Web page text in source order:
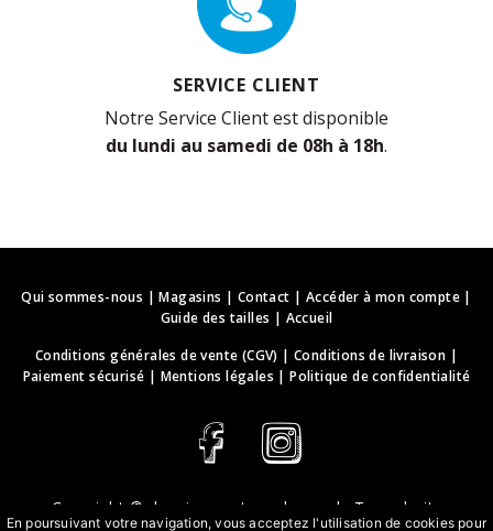
SERVICE CLIENT
Notre Service Client est disponible
du lundi au samedi de 08h à 18h.
Qui sommes-nous |Magasins | Contact | Accéder à mon compte|
Guide des tailles | Accueil
Conditions générales de vente (CGV) |Conditions de livraison |
Paiement sécurisé | Mentions légales |Politique de confidentialité
Copyright © deguisements-cadeaux.ch
. Tous droits
En poursuivant votre navigation, vous acceptez l'utilisation de cookies pour